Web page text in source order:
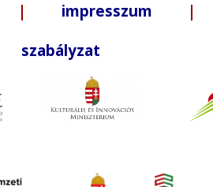
impresszum |
szabályzat